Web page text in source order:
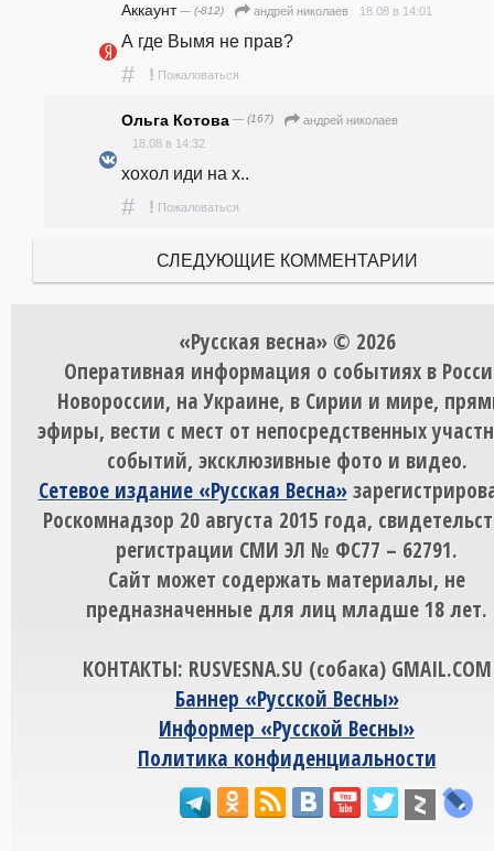
Аккаунт— (-812) андpeй николаев 18.08 в 14:01
А где Вымя не прав?
# ! Пожаловаться
Ольга Котова — (167)
андpeй николаев
18.08 в 14:32
хохол иди на х..
# ! Пожаловаться
СЛЕДУЮЩИЕ КОММЕНТАРИИ
«Русская весна» © 2026
Оперативная информация о событиях в
Новороссии, на Украине, в Сирии и мире,
эфиры, вести с мест от непосредственных
событий, эксклюзивные фото и видео.
Сетевое издание «Русская Весна»
Роскомнадзор 20 августа 2015 года,
регистрации СМИ ЭЛ № ФС77 – 62791.
Сайт может содержать материалы, не
предназначенные для лиц младше 18 лет.
КОНТАКТЫ: RUSVESNA.SU (собака) GMAIL.COM
Баннер «Русской Весны»
Информер «Русской Весны»
Политика конфиденциальности